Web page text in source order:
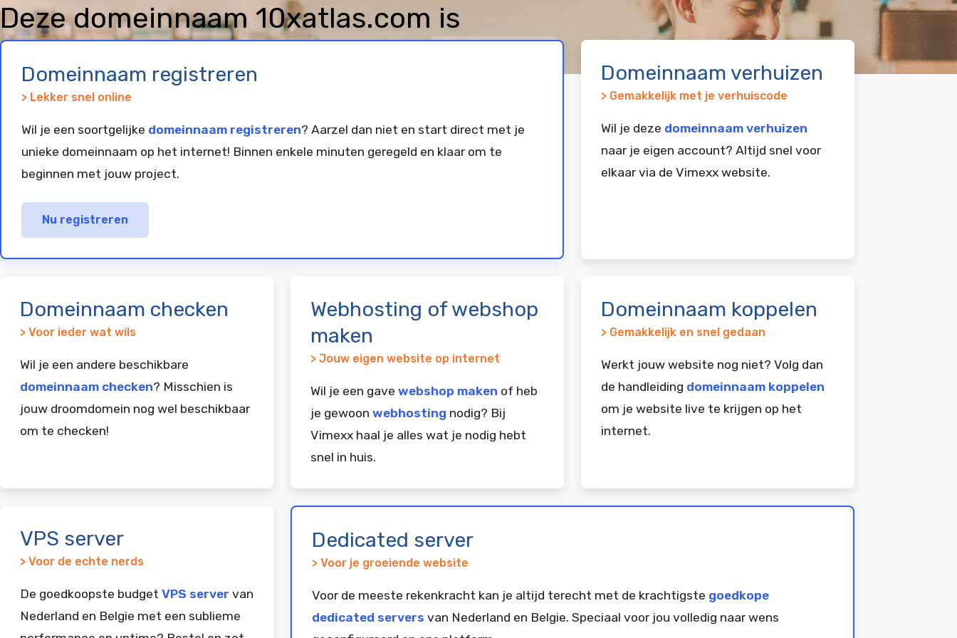
Deze domeinnaam 10xatlas.com is
geregistreerd en geparkeerd bij
Domeinnaam registreren
> Lekker snel online
Wil je een soortgelijke domeinnaam registreren? Aarzel dan niet en start direct met je
unieke domeinnaam op het internet! Binnen enkele minuten geregeld en klaar om te
beginnen met jouw project.
Nu registreren
Domeinnaam verhuizen
> Gemakkelijk met je verhuiscode
Wil je deze domeinnaam verhuizen
naar je eigen account? Altijd snel voor
elkaar via de Vimexx website.
Domeinnaam checken
> Voor ieder wat wils
Wil je een andere beschikbare
domeinnaam checken? Misschien is
jouw droomdomein nog wel beschikbaar
om te checken!
Webhosting of webshop
maken
> Jouw eigen website op internet
Wil je een gave webshop maken of heb
je gewoon webhosting nodig? Bij
Vimexx haal je alles wat je nodig hebt
snel in huis.
Domeinnaam koppelen
> Gemakkelijk en snel gedaan
Werkt jouw website nog niet? Volg dan
de handleiding domeinnaam koppelen
om je website live te krijgen op het
internet.
VPS server
> Voor de echte nerds
De goedkoopste budget VPS server van
Nederland en Belgie met een sublieme
Dedicated server
> Voor je groeiende website
Voor de meeste rekenkracht kan je altijd terecht met de krachtigste goedkope
dedicated servers van Nederland en Belgie. Speciaal voor jou volledig naar wens